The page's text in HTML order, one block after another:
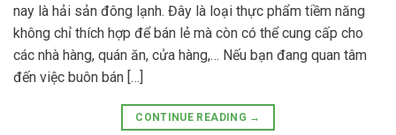
nay là hải sản đông lạnh. Đây là loại thực phẩm tiềm năng
không chỉ thích hợp để bán lẻ mà còn có thể cung cấp cho
các nhà hàng, quán ăn, cửa hàng,… Nếu bạn đang quan tâm
đến việc buôn bán […]
CONTINUE READING →